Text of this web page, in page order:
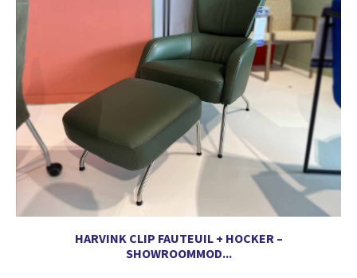
HARVINK CLIP FAUTEUIL + HOCKER –
SHOWROOMMOD...